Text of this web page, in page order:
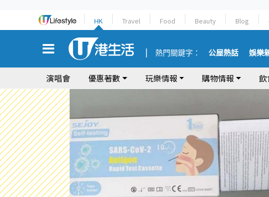
HK Travel Food Beauty Blog
熱門關鍵字： 公屋熱話 娛樂
演唱會 優惠著數 玩樂情報 購物情報 飲